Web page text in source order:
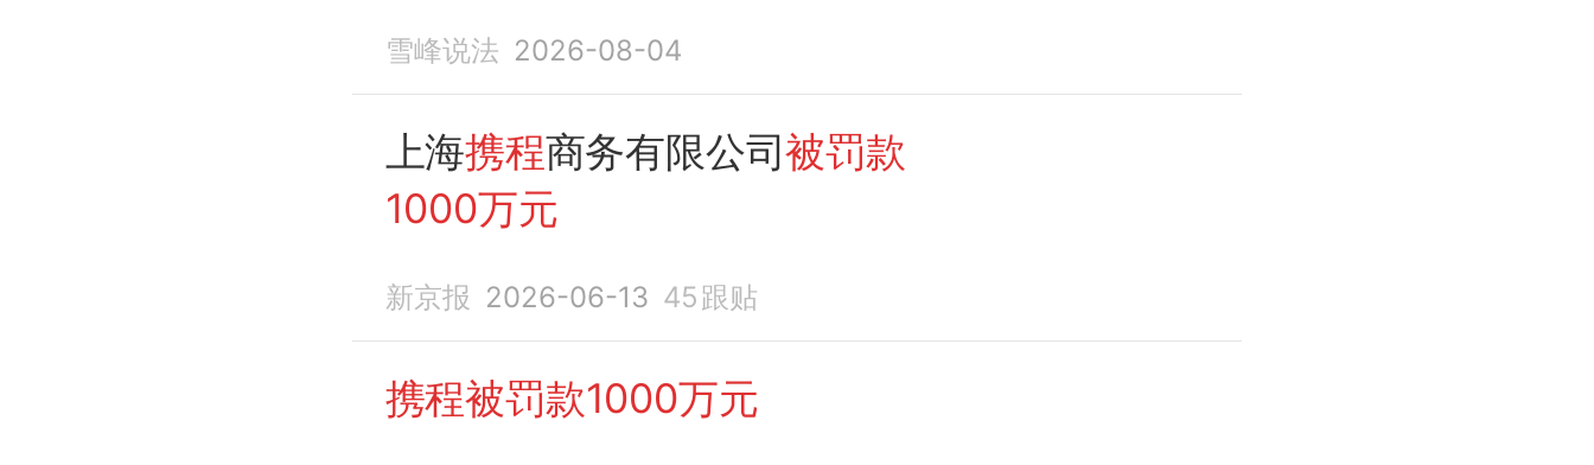
雪峰说法 2026-08-04
上海携程商务有限公司被罚款
1000万元
新京报 2026-06-13 45 跟贴
携程被罚款1000万元